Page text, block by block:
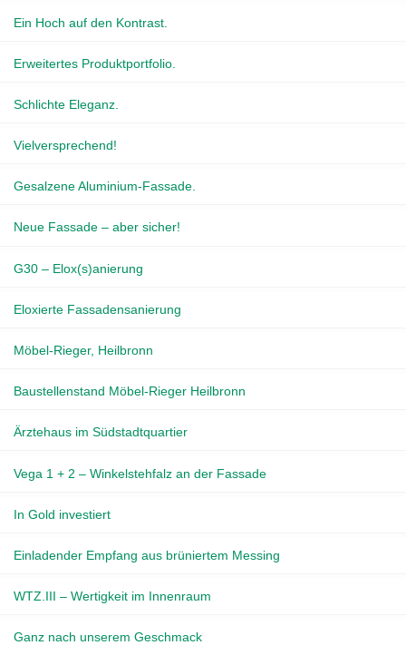
Ein Hoch auf den Kontrast.
Erweitertes Produktportfolio.
Schlichte Eleganz.
Vielversprechend!
Gesalzene Aluminium-Fassade.
Neue Fassade – aber sicher!
G30 – Elox(s)anierung
Eloxierte Fassadensanierung
Möbel-Rieger, Heilbronn
Baustellenstand Möbel-Rieger Heilbronn
Ärztehaus im Südstadtquartier
Vega 1 + 2 – Winkelstehfalz an der Fassade
In Gold investiert
Einladender Empfang aus brüniertem Messing
WTZ.III – Wertigkeit im Innenraum
Ganz nach unserem Geschmack